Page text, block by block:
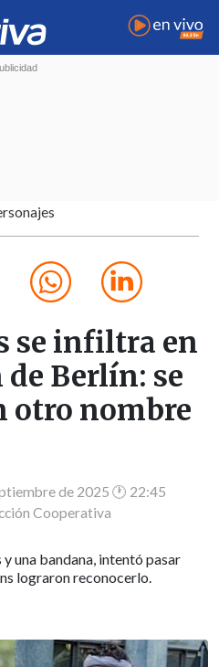
se infiltra en
Berlín: se
otro nombre
de 2025 🕐 22:45
Cooperativa
una bandana, intentó pasar
lograron reconocerlo.